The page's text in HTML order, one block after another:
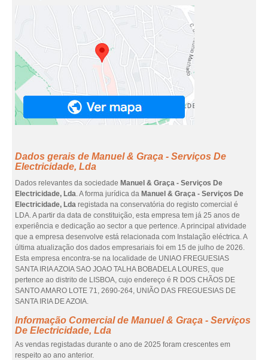
Dados gerais de Manuel & Graça - Serviços De
Electricidade, Lda
Dados relevantes da sociedade Manuel & Graça - Serviços De
Electricidade, Lda. A forma jurídica da Manuel & Graça - Serviços De
Electricidade, Lda registada na conservatória do registo comercial é
LDA. A partir da data de constituição, esta empresa tem já 25 anos de
experiência e dedicação ao sector a que pertence. A principal atividade
que a empresa desenvolve está relacionada com Instalação eléctrica. A
última atualização dos dados empresariais foi em 15 de julho de 2026.
Esta empresa encontra-se na localidade de UNIAO FREGUESIAS
SANTA IRIA AZOIA SAO JOAO TALHA BOBADELA LOURES, que
pertence ao distrito de LISBOA, cujo endereço é R DOS CHÃOS DE
SANTO AMARO LOTE 71, 2690-264, UNIÃO DAS FREGUESIAS DE
SANTA IRIA DE AZOIA.
Informação Comercial de Manuel & Graça - Serviços
De Electricidade, Lda
As vendas registadas durante o ano de 2025 foram crescentes em
respeito ao ano anterior.